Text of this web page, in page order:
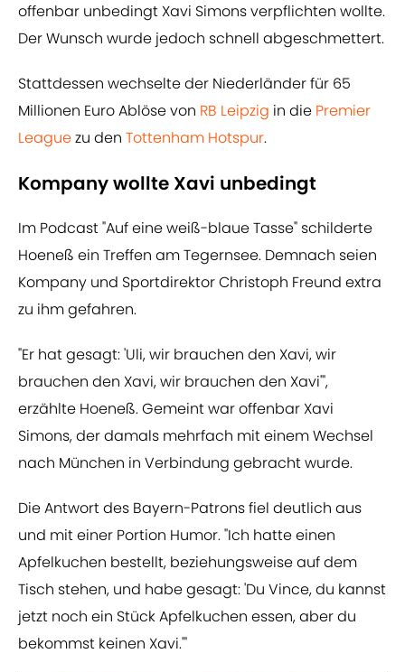
offenbar unbedingt Xavi Simons verpflichten wollte.
Der Wunsch wurde jedoch schnell abgeschmettert.
Stattdessen wechselte der Niederländer für 65
Millionen Euro Ablöse von RB Leipzig in die Premier
Leaguezu den Tottenham Hotspur.
Kompany wollte Xavi unbedingt
Im Podcast "Auf eine weiß-blaue Tasse" schilderte
Hoeneß ein Treffen am Tegernsee. Demnach seien
Kompany und Sportdirektor Christoph Freund extra
zu ihm gefahren.
"Er hat gesagt: 'Uli, wir brauchen den Xavi, wir
brauchen den Xavi, wir brauchen den Xavi'",
erzählte Hoeneß. Gemeint war offenbar Xavi
Simons, der damals mehrfach mit einem Wechsel
nach München in Verbindung gebracht wurde.
Die Antwort des Bayern-Patrons fiel deutlich aus
und mit einer Portion Humor. "Ich hatte einen
Apfelkuchen bestellt, beziehungsweise auf dem
Tisch stehen, und habe gesagt: 'Du Vince, du kannst
jetzt noch ein Stück Apfelkuchen essen, aber du
bekommst keinen Xavi.'"